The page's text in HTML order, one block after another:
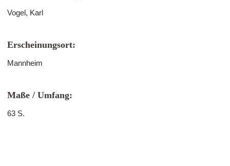
Vogel, Karl
Erscheinungsort:
Mannheim
Maße / Umfang:
63 S.